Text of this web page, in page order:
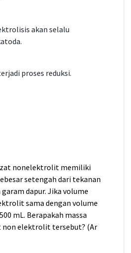
akan selalu
proses reduksi.
zat nonelektrolit memiliki
setengah dari tekanan
dapur. Jika volume
sama dengan volume
mL. Berapakah massa
elektrolit tersebut? (Ar